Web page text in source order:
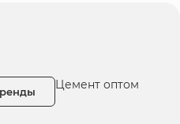
Цемент оптом